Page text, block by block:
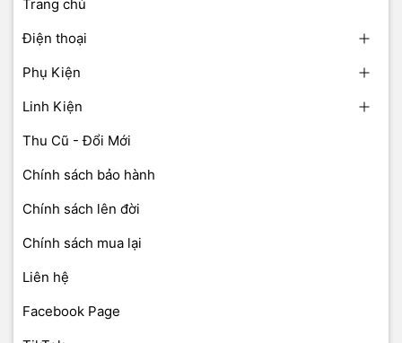
Trang chủ
Điện thoại
Phụ Kiện
Linh Kiện
Thu Cũ - Đổi Mới
Chính sách bảo hành
Chính sách lên đời
Chính sách mua lại
Liên hệ
Facebook Page